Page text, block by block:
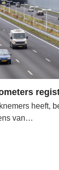
heeft,
van…